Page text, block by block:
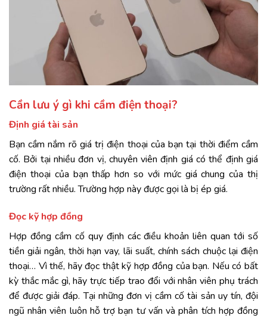
Cần lưu ý gì khi cầm điện thoại?
Định giá tài sản
Bạn cầm nắm rõ giá trị điện thoại của bạn tại thời điểm cầm
cố. Bởi tại nhiều đơn vị, chuyên viên định giá có thể định giá
điện thoại của bạn thấp hơn so với mức giá chung của thị
trường rất nhiều. Trường hợp này được gọi là bị ép giá.
Đọc kỹ hợp đồng
Hợp đồng cầm cố quy định các điều khoản liên quan tới số
tiền giải ngân, thời hạn vay, lãi suất, chính sách chuộc lại điện
thoại… Vì thế, hãy đọc thật kỹ hợp đồng của bạn. Nếu có bất
kỳ thắc mắc gì, hãy trực tiếp trao đổi với nhân viên phụ trách
để được giải đáp. Tại những đơn vị cầm cố tài sản uy tín, đội
ngũ nhân viên luôn hỗ trợ bạn tư vấn và phân tích hợp đồng